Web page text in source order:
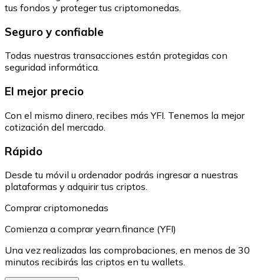
tus fondos y proteger tus criptomonedas.
Seguro y confiable
Todas nuestras transacciones están protegidas con
seguridad informática.
El mejor precio
Con el mismo dinero, recibes más YFI. Tenemos la mejor
cotización del mercado.
Rápido
Desde tu móvil u ordenador podrás ingresar a nuestras
plataformas y adquirir tus criptos.
Comprar criptomonedas
Comienza a comprar yearn.finance (YFI)
Una vez realizadas las comprobaciones, en menos de 30
minutos recibirás las criptos en tu wallets.